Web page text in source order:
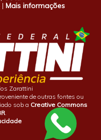
|Mais informações
Zarattini
de outras fontes ou
sob a Creative Commons